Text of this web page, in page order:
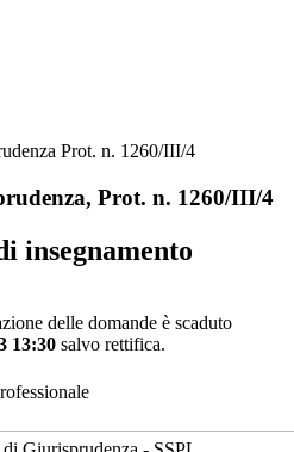
Prot. n. 1260/III/4
Prot. n. 1260/III/4
insegnamento
delle domande è scaduto
13:30 salvo rettifica.